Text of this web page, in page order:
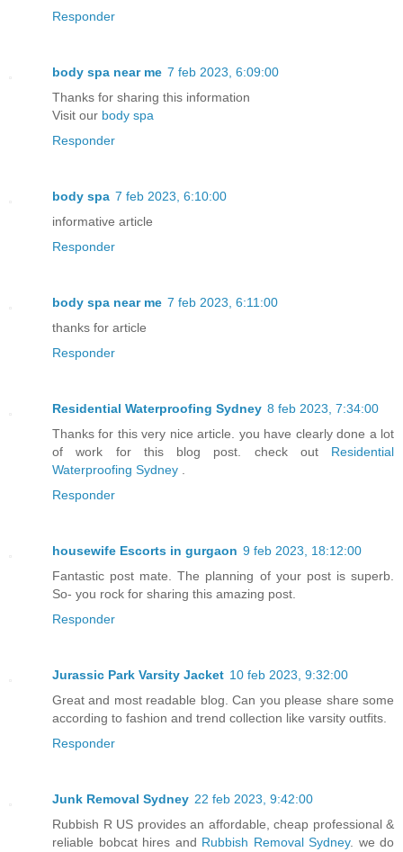
Responder
body spa near me 7 feb 2023, 6:09:00
Thanks for sharing this information
Visit our body spa
Responder
body spa 7 feb 2023, 6:10:00
informative article
Responder
body spa near me 7 feb 2023, 6:11:00
thanks for article
Responder
Residential Waterproofing Sydney 8 feb 2023, 7:34:00
Thanks for this very nice article. you have clearly done a lot
of work for this blog post. check out Residential
Waterproofing Sydney .
Responder
housewife Escorts in gurgaon 9 feb 2023, 18:12:00
Fantastic post mate. The planning of your post is superb.
So- you rock for sharing this amazing post.
Responder
Jurassic Park Varsity Jacket 10 feb 2023, 9:32:00
Great and most readable blog. Can you please share some
according to fashion and trend collection like varsity outfits.
Responder
Junk Removal Sydney 22 feb 2023, 9:42:00
Rubbish R US provides an affordable, cheap professional &
reliable bobcat hires and Rubbish Removal Sydney. we do